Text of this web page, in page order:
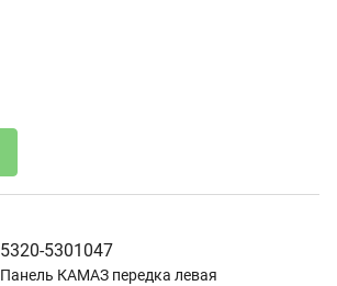
5320-5301047
Панель КАМАЗ передка левая